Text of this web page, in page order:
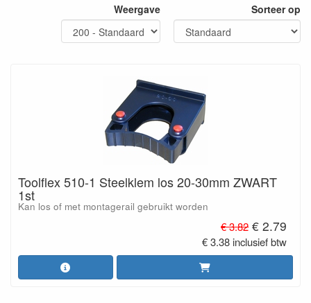
Weergave Sorteer op
Toolflex 510-1 Steelklem los 20-30mm ZWART
1st
Kan los of met montagerail gebruikt worden
€ 3.82 € 2.79
€ 3.38 inclusief btw